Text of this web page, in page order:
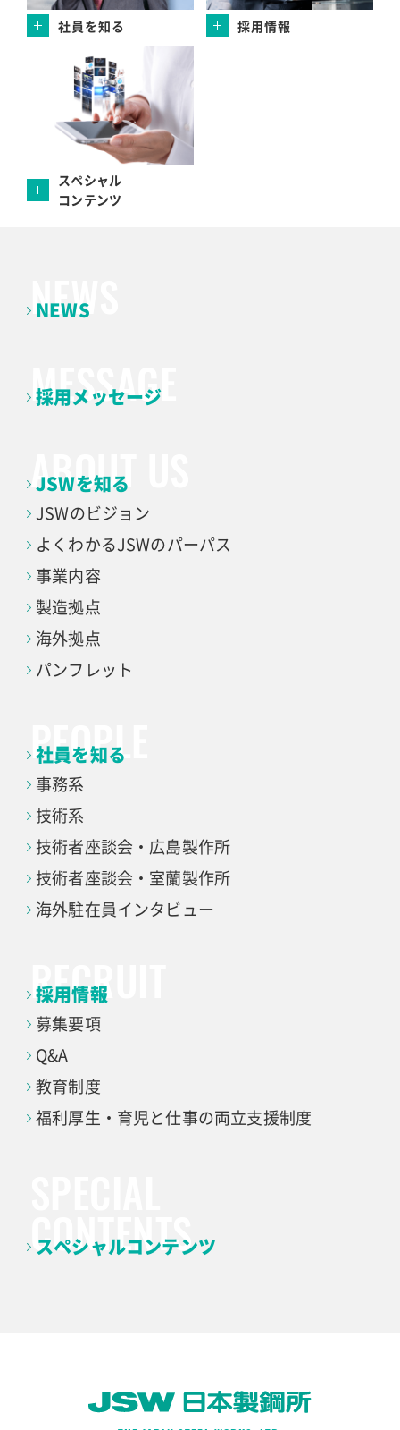
社員を知る 採用情報
スペシャル
コンテンツ
NEWS
採用メッセージ
JSWを知る
JSWのビジョン
よくわかるJSWのパーパス
事業内容
製造拠点
海外拠点
パンフレット
社員を知る
事務系
技術系
技術者座談会・ 広島製作所
技術者座談会・ 室蘭製作所
海外駐在員インタビュー
採用情報
募集要項
Q&A
教育制度
福利厚生・育児と仕事の両立支援制度
スペシャルコンテンツ